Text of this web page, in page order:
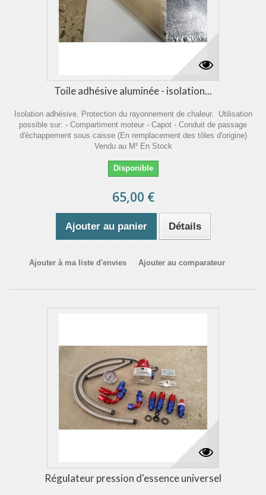
Toile adhésive aluminée - isolation...
Isolation adhésive. Protection du rayonnement de chaleur. Utilisation
possible sur: - Compartiment moteur - Capot - Conduit de passage
d'échappement sous caisse (En remplacement des tôles d'origine)
Vendu au M² En Stock
Disponible
65,00 €
Ajouter au panier Détails
Ajouter à ma liste d'envies Ajouter au comparateur
Régulateur pression d'essence universel